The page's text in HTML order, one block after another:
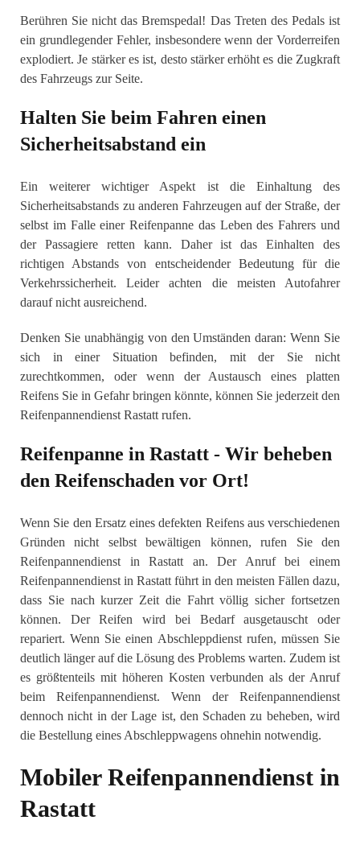
Berühren Sie nicht das Bremspedal! Das Treten des Pedals ist
ein grundlegender Fehler, insbesondere wenn der Vorderreifen
explodiert. Je stärker es ist, desto stärker erhöht es die Zugkraft
des Fahrzeugs zur Seite.
Halten Sie beim Fahren einen
Sicherheitsabstand ein
Ein weiterer wichtiger Aspekt ist die Einhaltung des
Sicherheitsabstands zu anderen Fahrzeugen auf der Straße, der
selbst im Falle einer Reifenpanne das Leben des Fahrers und
der Passagiere retten kann. Daher ist das Einhalten des
richtigen Abstands von entscheidender Bedeutung für die
Verkehrssicherheit. Leider achten die meisten Autofahrer
darauf nicht ausreichend.
Denken Sie unabhängig von den Umständen daran: Wenn Sie
sich in einer Situation befinden, mit der Sie nicht
zurechtkommen, oder wenn der Austausch eines platten
Reifens Sie in Gefahr bringen könnte, können Sie jederzeit den
Reifenpannendienst Rastatt rufen.
Reifenpanne in Rastatt - Wir beheben
den Reifenschaden vor Ort!
Wenn Sie den Ersatz eines defekten Reifens aus verschiedenen
Gründen nicht selbst bewältigen können, rufen Sie den
Reifenpannendienst in Rastatt an. Der Anruf bei einem
Reifenpannendienst in Rastatt führt in den meisten Fällen dazu,
dass Sie nach kurzer Zeit die Fahrt völlig sicher fortsetzen
können. Der Reifen wird bei Bedarf ausgetauscht oder
repariert. Wenn Sie einen Abschleppdienst rufen, müssen Sie
deutlich länger auf die Lösung des Problems warten. Zudem ist
es größtenteils mit höheren Kosten verbunden als der Anruf
beim Reifenpannendienst. Wenn der Reifenpannendienst
dennoch nicht in der Lage ist, den Schaden zu beheben, wird
die Bestellung eines Abschleppwagens ohnehin notwendig.
Mobiler Reifenpannendienst in
Rastatt